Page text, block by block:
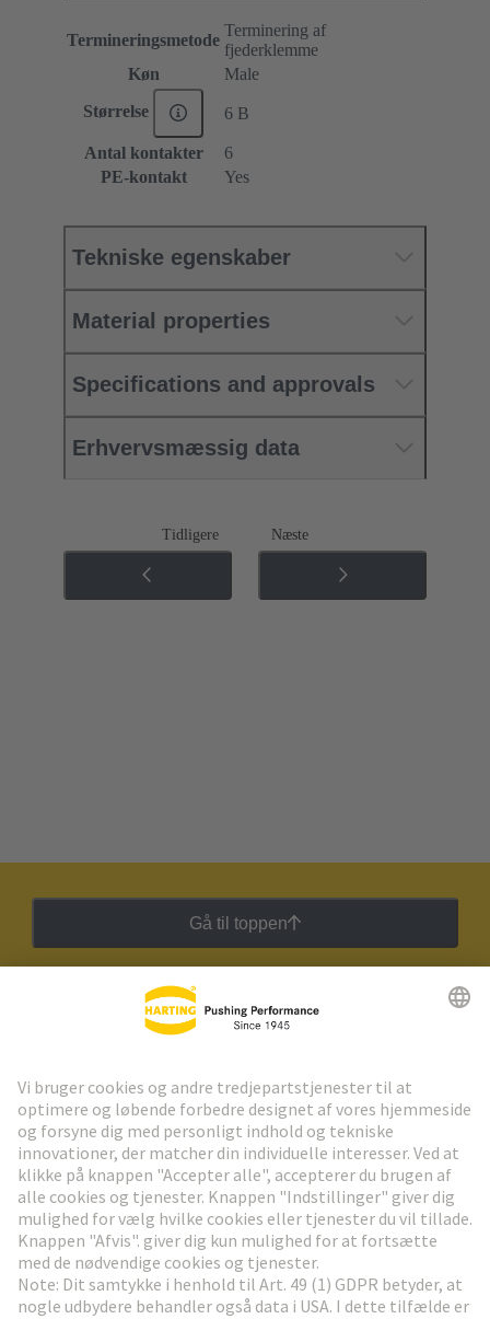
Termineringsmetode
Terminering af
fjederklemme
Køn
Male
Størrelse 6 B
Antal kontakter
6
PE-kontakt
Yes
Tekniske egenskaber
Material properties
Specifications and approvals
Erhvervsmæssig data
Tidligere Næste
Gå til toppen
HARTING Newsletter
Gå til registrering
Social Media